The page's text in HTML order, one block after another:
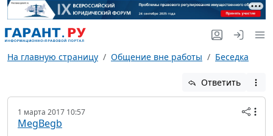
На главную страницу Общение вне работы Беседка
Ответить
1 марта 2017 10:57
MegBegb